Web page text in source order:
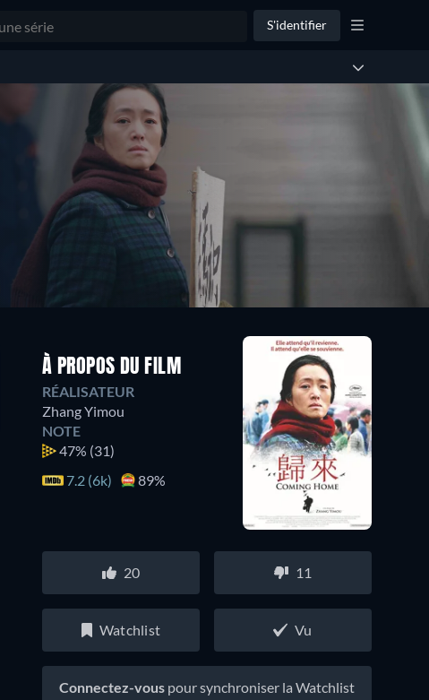
S'identifier
À PROPOS DU FILM
RÉALISATEUR
Zhang Yimou
NOTE
47% (31)
7.2 (6k)
89%
20 11
Watchlist Vu
Connectez-vous pour synchroniser la Watchlist